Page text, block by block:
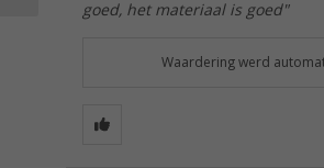
goed, het materiaal is goed"
Waardering werd